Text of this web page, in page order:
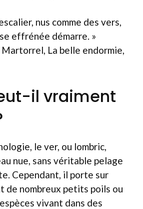
nus comme des vers,
effrénée démarre. »
La belle endormie,
il vraiment
le ver, ou lombric,
nue, sans véritable pelage
Cependant, il porte sur
de nombreux petits poils ou
vivant dans des